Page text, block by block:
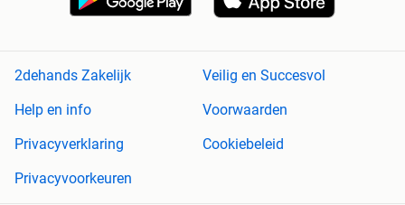
2dehands Zakelijk
Veilig en Succesvol
Help en info
Voorwaarden
Privacyverklaring
Cookiebeleid
Privacyvoorkeuren